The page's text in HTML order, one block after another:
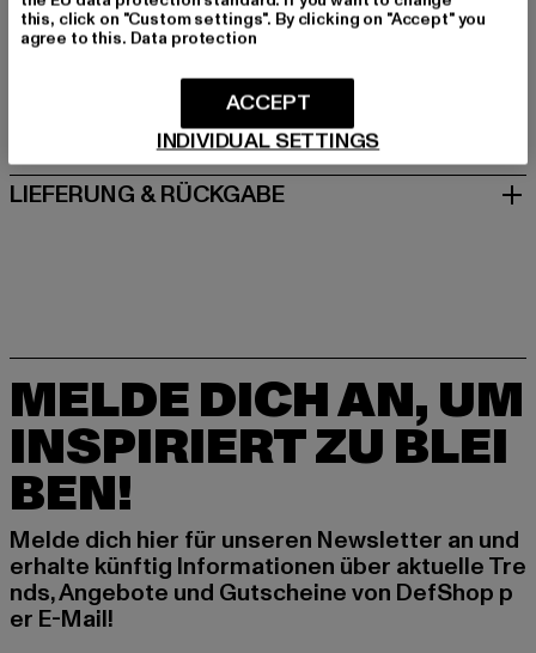
GRÖSSE & PASSFORM
PFLEGEHINWEISE
LIEFERUNG & RÜCKGABE
MELDE DICH AN, UM
INSPIRIERT ZU BLEI
BEN!
Melde dich hier für unseren Newsletter an und
erhalte künftig Informationen über aktuelle Tre
nds, Angebote und Gutscheine von DefShop p
er E-Mail!
this, click on "Custom settings". By clicking on "Accept" you
agree to this. Data protection
INDIVIDUAL SETTINGS
ACCEPT